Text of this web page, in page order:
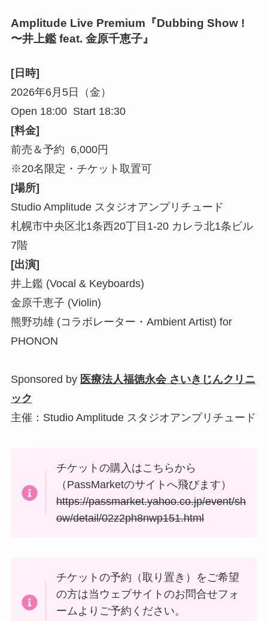
Amplitude Live Premium『Dubbing Show !
〜井上鑑 feat. 金原千恵子』
[日時]
2026年6月5日（金）
Open 18:00 Start 18:30
[料金]
前売＆予約 6,000円
※20名限定・チケット取置可
[場所]
Studio Amplitude スタジオアンプリチュード
札幌市中央区北1条西20丁目1-20 カレラ北1条ビル
7階
[出演]
井上鑑 (Vocal & Keyboards)
金原千恵子 (Violin)
熊野功雄 (コラボレーター・Ambient Artist) for
PHONON
Sponsored by 医療法人福徳永会 さいきじんクリニ
ック
主催：Studio Amplitude スタジオアンプリチュード
チケットの購入はこちらから
（PassMarketのサイトへ飛びます）
https://passmarket.yahoo.co.jp/event/sh
ow/detail/02z2ph8nwp151.html
チケットの予約（取り置き）をご希望
の方は当ウェブサイトのお問合せフォ
ームよりご予約ください。